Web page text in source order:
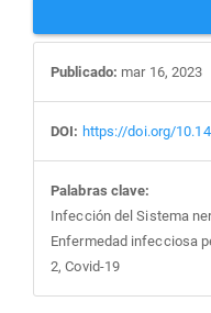
Publicado: mar 16, 2023
DOI: https://doi.org/
Palabras clave:
Infección del Sistema
Enfermedad infecciosa
2, Covid-19